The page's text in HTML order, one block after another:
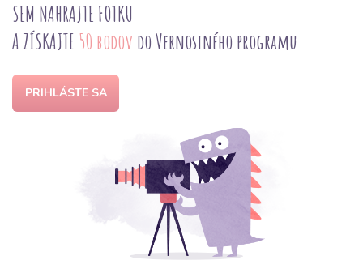
SEM NAHRAJTE FOTKU
A ZÍSKAJTE 50 bodov do Vernostného programu
PRIHLÁSTE SA